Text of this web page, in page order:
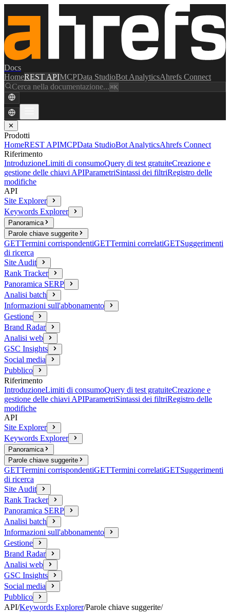
Docs
HomeREST APIMCPData StudioBot AnalyticsAhrefs Connect
Cerca nella documentazione...⌘K
✕
Prodotti
HomeREST APIMCPData StudioBot AnalyticsAhrefs Connect
Riferimento
IntroduzioneLimiti di consumoQuery di test gratuiteCreazione e
gestione delle chiavi APIParametriSintassi dei filtriRegistro delle
modifiche
API
Site Explorer
Keywords Explorer
Panoramica
Parole chiave suggerite
GETTermini corrispondentiGETTermini correlatiGETSuggerimenti
di ricerca
Site Audit
Rank Tracker
Panoramica SERP
Analisi batch
Informazioni sull'abbonamento
Gestione
Brand Radar
Analisi web
GSC Insights
Social media
Pubblico
Riferimento
IntroduzioneLimiti di consumoQuery di test gratuiteCreazione e
gestione delle chiavi APIParametriSintassi dei filtriRegistro delle
modifiche
API
Site Explorer
Keywords Explorer
Panoramica
Parole chiave suggerite
GETTermini corrispondentiGETTermini correlatiGETSuggerimenti
di ricerca
Site Audit
Rank Tracker
Panoramica SERP
Analisi batch
Informazioni sull'abbonamento
Gestione
Brand Radar
Analisi web
GSC Insights
Social media
Pubblico
API/Keywords Explorer/Parole chiave suggerite/